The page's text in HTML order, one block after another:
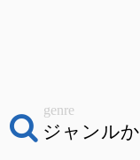
ジャンル
genre